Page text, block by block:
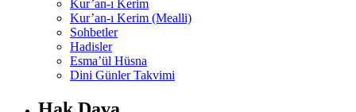
Kur’an-ı Kerim
Kur’an-ı Kerim (Mealli)
Sohbetler
Hadisler
Esma’ül Hüsna
Dini Günler Takvimi